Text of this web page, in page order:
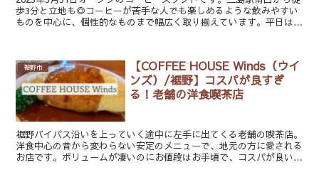
歩3分と立地も◎コーヒーが苦手な人でも楽しめるような飲みやすい
ものを中心に、個性的なものまで幅広く取り揃えています。平日は朝
裾野市
【COFFEE HOUSE Winds（ウイ
ンズ）/裾野】コスパが良すぎ
る！老舗の洋食喫茶店
裾野バイパス沿いを上っていく途中に左手に出てくる老舗の喫茶店。
洋食中心の昔から変わらない安定のメニューで、地元の方に愛される
お店です。ボリュームが凄いのにお値段はお手頃で、コスパが良いの